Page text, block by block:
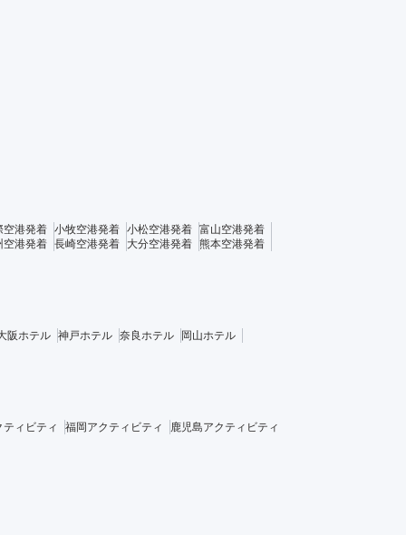
空港発着 小牧空港発着 小松空港発着 富山空港発着
空港発着 長崎空港発着 大分空港発着 熊本空港発着
阪ホテル 神戸ホテル 奈良ホテル
岡山ホテル
ティビティ 福岡アクティビティ 鹿児島アクティビティ